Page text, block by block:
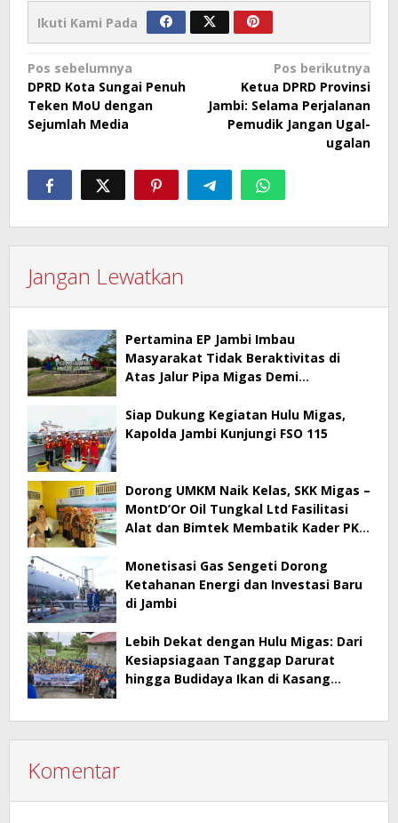
Ikuti Kami Pada
Navigasi
pos
Pos sebelumnya
DPRD Kota Sungai Penuh
Teken MoU dengan
Sejumlah Media
Pos berikutnya
Ketua DPRD Provinsi
Jambi: Selama Perjalanan
Pemudik Jangan Ugal-
ugalan
Jangan Lewatkan
Pertamina EP Jambi Imbau
Masyarakat Tidak Beraktivitas di
Atas Jalur Pipa Migas Demi
Siap Dukung Kegiatan Hulu Migas,
Kapolda Jambi Kunjungi FSO 115
Dorong UMKM Naik Kelas, SKK Migas –
MontD’Or Oil Tungkal Ltd Fasilitasi
Alat dan Bimtek Membatik Kader PKK
Monetisasi Gas Sengeti Dorong
Ketahanan Energi dan Investasi Baru
di Jambi
Lebih Dekat dengan Hulu Migas: Dari
Kesiapsiagaan Tanggap Darurat
hingga Budidaya Ikan di Kasang
Komentar